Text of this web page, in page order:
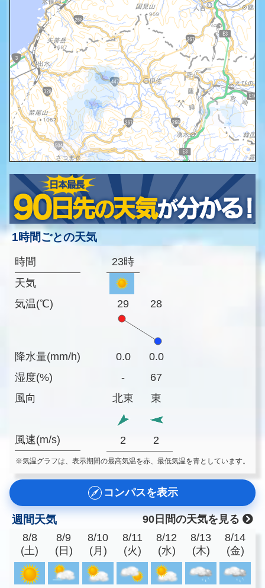
1時間ごとの天気
時間
天気
気温(℃)
降水量(mm/h)
湿度(%)
風向
風速(m/s)
23時
29 28
0.0
0.0
-
67
北東
東
2 2
※気温グラフは、表示期間の最高気温を赤、最低気温を青としています。
コンパスを表示
週間天気
90日間の天気を見る
8/8
(土)
8/9
(日)
8/10
(月)
8/11
(火)
8/12
(水)
8/13
(木)
8/14
(金)